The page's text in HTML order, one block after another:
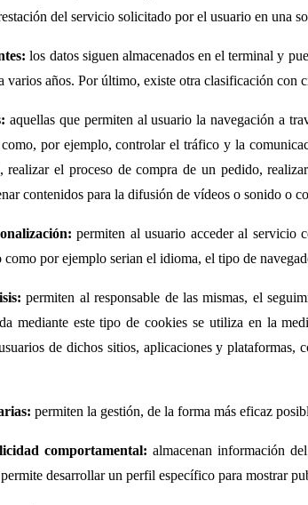
del servicio solicitado por el usuario en una
los datos siguen almacenados en el terminal y
varios años. Por último, existe otra clasificación con
aquellas que permiten al usuario la navegación a
por ejemplo, controlar el tráfico y la
realizar el proceso de compra de un pedido,
contenidos para la difusión de vídeos o sonido o
permiten al usuario acceder al servicio
por ejemplo serian el idioma, el tipo de
permiten al responsable de las mismas, el
mediante este tipo de cookies se utiliza en la
de dichos sitios, aplicaciones y
permiten la gestión, de la forma más eficaz
comportamental: almacenan información
desarrollar un perfil específico para mostrar